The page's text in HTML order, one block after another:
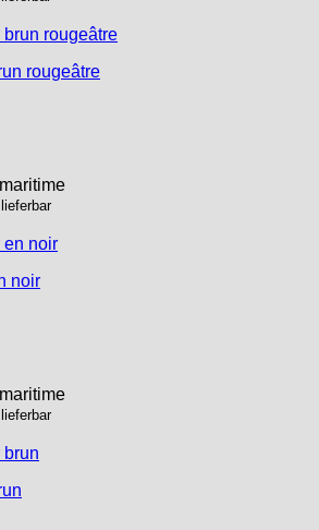
rougeâtre
noir